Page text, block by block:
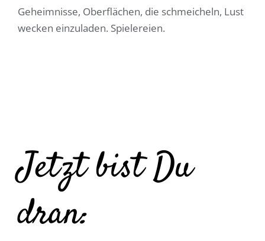
Geheimnisse, Oberflächen, die schmeicheln, Lust
wecken einzuladen. Spielereien.
Jetzt bist Du
dran: